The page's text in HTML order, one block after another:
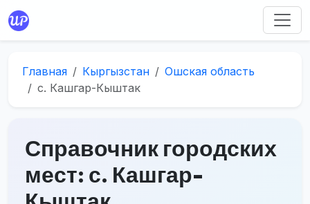
Главная Кыргызстан
Ошская область
с. Кашгар-Кыштак
Справочник городских
мест: с. Кашгар-